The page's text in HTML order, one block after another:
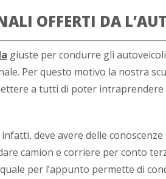
OFFERTI DA
giuste per condurre gli
Per questo motivo la nostra
a tutti di poter
deve avere delle
camion e corriere per conto
per l’appunto permette di